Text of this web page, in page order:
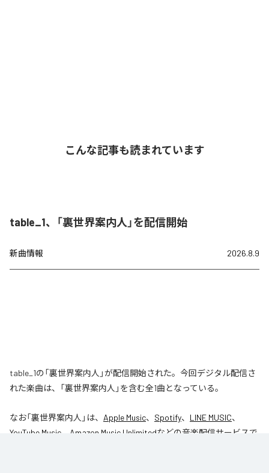
こんな記事も読まれています
table_1、「裏世界案内人」を配信開始
新曲情報 2026.8.9
table_1の「裏世界案内人」が配信開始された。今回デジタル配信さ
れた楽曲は、「裏世界案内人」を含む全1曲となっている。
なお「裏世界案内人 」は、 Apple Music、 Spotify、 LINE MUSIC、
YouTube Music
Amazon Music Unlimitedなどの音楽配信サービスで